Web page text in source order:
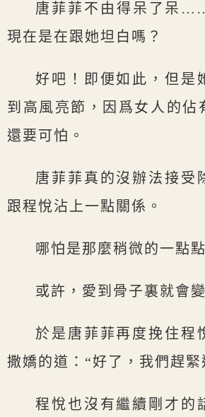
唐菲菲不由得呆了呆
現在是在跟她坦白嗎？
好吧！即便如此，但是
到高風亮節，因爲女人的佔
還要可怕。
唐菲菲真的沒辦法接受
跟程悅沾上一點關係。
哪怕是那麼稍微的一點
或許，愛到骨子裏就會
於是唐菲菲再度挽住程
撒嬌的道：“好了，我們趕緊
程悅也沒有繼續剛才的